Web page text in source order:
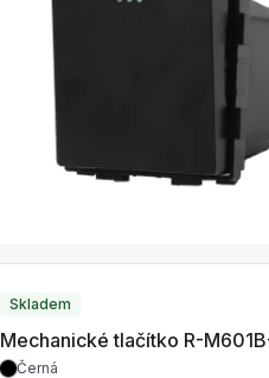
Skladem
Mechanické tlačítko R-
Černá